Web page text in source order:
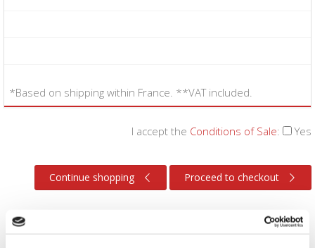
*Based on shipping within France. **VAT included.
I accept the Conditions of Sale: Yes
Continue shopping Proceed to checkout